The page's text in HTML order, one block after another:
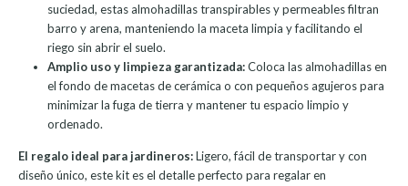
suciedad, estas almohadillas transpirables y permeables filtran
barro y arena, manteniendo la maceta limpia y facilitando el
riego sin abrir el suelo.
Amplio uso y limpieza garantizada:Coloca las almohadillas en
el fondo de macetas de cerámica o con pequeños agujeros para
minimizar la fuga de tierra y mantener tu espacio limpio y
ordenado.
El regalo ideal para jardineros:Ligero, fácil de transportar y con
diseño único, este kit es el detalle perfecto para regalar en